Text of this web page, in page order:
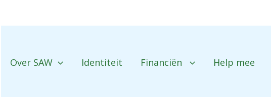
Over SAW Identiteit Financiën Help mee